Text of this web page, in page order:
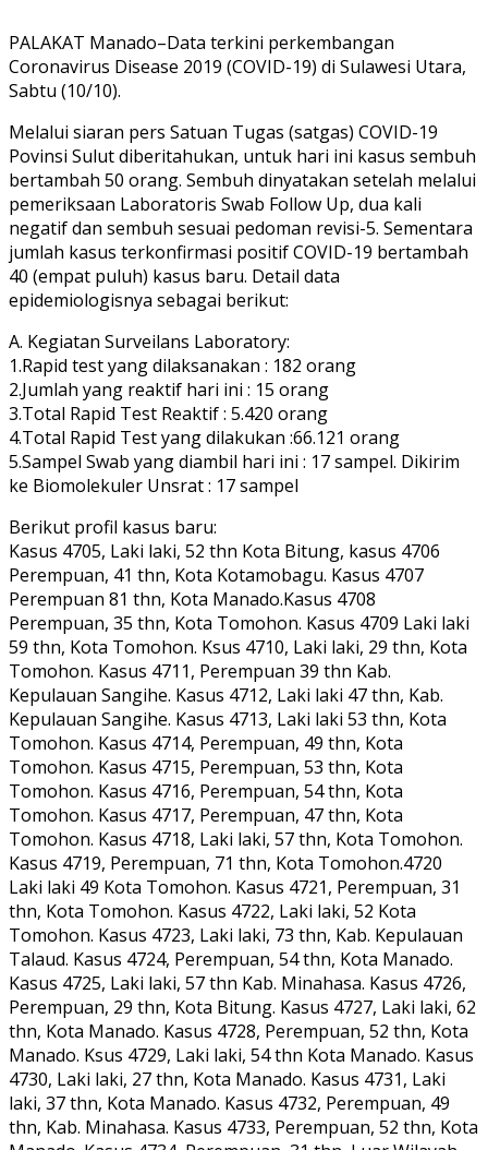
PALAKAT Manado–Data terkini perkembangan
Coronavirus Disease 2019 (COVID-19) di Sulawesi Utara,
Sabtu (10/10).
Melalui siaran pers Satuan Tugas (satgas) COVID-19
Povinsi Sulut diberitahukan, untuk hari ini kasus sembuh
bertambah 50 orang. Sembuh dinyatakan setelah melalui
pemeriksaan Laboratoris Swab Follow Up, dua kali
negatif dan sembuh sesuai pedoman revisi-5. Sementara
jumlah kasus terkonfirmasi positif COVID-19 bertambah
40 (empat puluh) kasus baru. Detail data
epidemiologisnya sebagai berikut:
A. Kegiatan Surveilans Laboratory:
1.Rapid test yang dilaksanakan : 182 orang
2.Jumlah yang reaktif hari ini : 15 orang
3.Total Rapid Test Reaktif : 5.420 orang
4.Total Rapid Test yang dilakukan :66.121 orang
5.Sampel Swab yang diambil hari ini : 17 sampel. Dikirim
ke Biomolekuler Unsrat : 17 sampel
Berikut profil kasus baru:
Kasus 4705, Laki laki, 52 thn Kota Bitung, kasus 4706
Perempuan, 41 thn, Kota Kotamobagu. Kasus 4707
Perempuan 81 thn, Kota Manado.Kasus 4708
Perempuan, 35 thn, Kota Tomohon. Kasus 4709 Laki laki
59 thn, Kota Tomohon. Ksus 4710, Laki laki, 29 thn, Kota
Tomohon. Kasus 4711, Perempuan 39 thn Kab.
Kepulauan Sangihe. Kasus 4712, Laki laki 47 thn, Kab.
Kepulauan Sangihe. Kasus 4713, Laki laki 53 thn, Kota
Tomohon. Kasus 4714, Perempuan, 49 thn, Kota
Tomohon. Kasus 4715, Perempuan, 53 thn, Kota
Tomohon. Kasus 4716, Perempuan, 54 thn, Kota
Tomohon. Kasus 4717, Perempuan, 47 thn, Kota
Tomohon. Kasus 4718, Laki laki, 57 thn, Kota Tomohon.
Kasus 4719, Perempuan, 71 thn, Kota Tomohon.4720
Laki laki 49 Kota Tomohon. Kasus 4721, Perempuan, 31
thn, Kota Tomohon. Kasus 4722, Laki laki, 52 Kota
Tomohon. Kasus 4723, Laki laki, 73 thn, Kab. Kepulauan
Talaud. Kasus 4724, Perempuan, 54 thn, Kota Manado.
Kasus 4725, Laki laki, 57 thn Kab. Minahasa. Kasus 4726,
Perempuan, 29 thn, Kota Bitung. Kasus 4727, Laki laki, 62
thn, Kota Manado. Kasus 4728, Perempuan, 52 thn, Kota
Manado. Ksus 4729, Laki laki, 54 thn Kota Manado. Kasus
4730, Laki laki, 27 thn, Kota Manado. Kasus 4731, Laki
laki, 37 thn, Kota Manado. Kasus 4732, Perempuan, 49
thn, Kab. Minahasa. Kasus 4733, Perempuan, 52 thn, Kota